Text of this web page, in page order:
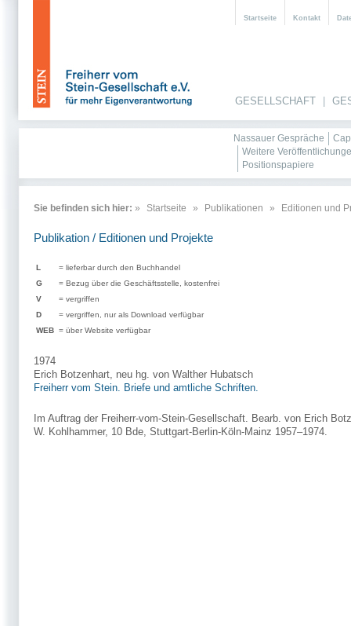
Startseite Kontakt
GESELLSCHAFT
Nassauer Gespräche
Weitere
Positionspapiere
Sie befinden sich hier: » Startseite » Publikationen » Editionen und
Publikation / Editionen und Projekte
L
= lieferbar durch den Buchhandel
G
= Bezug über die Geschäftsstelle, kostenfrei
V
= vergriffen
D
= vergriffen, nur als Download verfügbar
WEB = über Website verfügbar
1974
Erich Botzenhart, neu hg. von Walther Hubatsch
Freiherr vom Stein. Briefe und amtliche Schriften.
Im Auftrag der Freiherr-vom-Stein-Gesellschaft. Bearb. von Erich
W. Kohlhammer, 10 Bde, Stuttgart-Berlin-Köln-Mainz 1957–1974.